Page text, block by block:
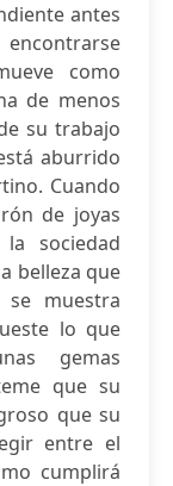
antes
como
de menos
su trabajo
aburrido
Cuando
de joyas
sociedad
belleza que
muestra
lo que
gemas
que su
que su
entre el
cumplirá